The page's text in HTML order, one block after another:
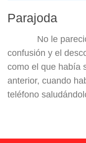
Parajoda
No le
confusión y el
como el que había
anterior, cuando
teléfono